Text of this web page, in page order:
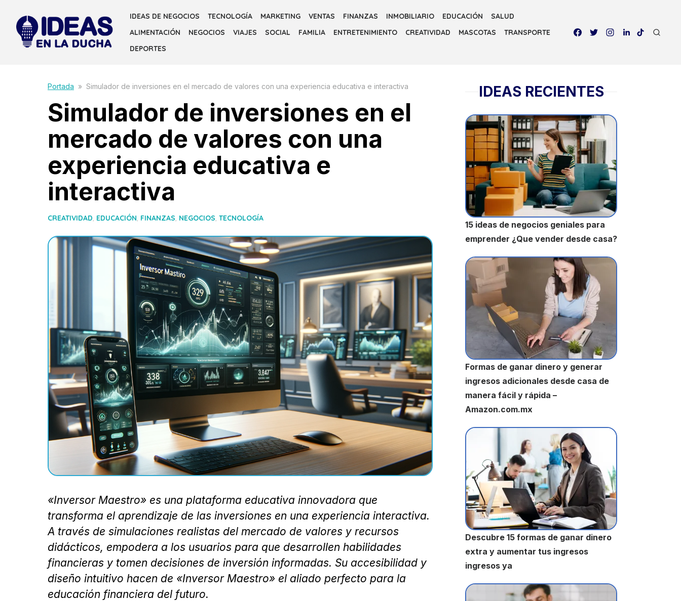
content
IDEAS DE NEGOCIOS TECNOLOGÍA MARKETING VENTAS FINANZAS INMOBILIARIO EDUCACIÓN
SALUD
ALIMENTACIÓN
NEGOCIOS VIAJES SOCIAL FAMILIA ENTRETENIMIENTO CREATIVIDAD MASCOTAS
TRANSPORTE
DEPORTES
Portada » Simulador de inversiones en el mercado de valores con una experiencia educativa e interactiva
Simulador de inversiones en el
mercado de valores con una
experiencia educativa e
interactiva
CREATIVIDAD, EDUCACIÓN, FINANZAS, NEGOCIOS, TECNOLOGÍA
«Inversor Maestro» es una plataforma educativa innovadora que
transforma el aprendizaje de las inversiones en una experiencia interactiva.
A través de simulaciones realistas del mercado de valores y recursos
didácticos, empodera a los usuarios para que desarrollen habilidades
financieras y tomen decisiones de inversión informadas. Su accesibilidad y
diseño intuitivo hacen de «Inversor Maestro» el aliado perfecto para la
educación financiera del futuro.
IDEAS RECIENTES
15 ideas de negocios geniales para
emprender ¿Que vender desde casa?
Formas de ganar dinero y generar
ingresos adicionales desde casa de
manera fácil y rápida –
Amazon.com.mx
Descubre 15 formas de ganar dinero
extra y aumentar tus ingresos
ingresos ya